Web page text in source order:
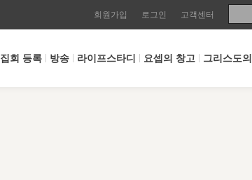
회원가입 로그인 고객센터
집회 등록 방송 라이프스타디 요셉의 창고 그리스도